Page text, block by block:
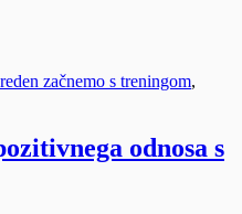
začnemo s treningom,
odnosa s